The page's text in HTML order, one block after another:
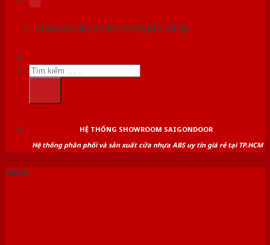
Chưa có sản phẩm trong giỏ hàng.
Tìm
kiếm:
HỆ THỐNG SHOWROOM SAIGONDOOR
Hệ thống phân phối và sản xuất cửa nhựa ABS uy tín giá rẻ tại TP.HCM
Tin tức